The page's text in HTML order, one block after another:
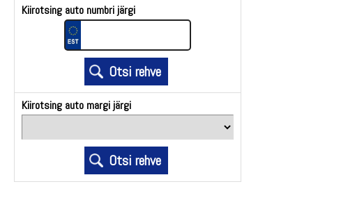
Kiirotsing auto numbri järgi
Kiirotsing auto margi järgi